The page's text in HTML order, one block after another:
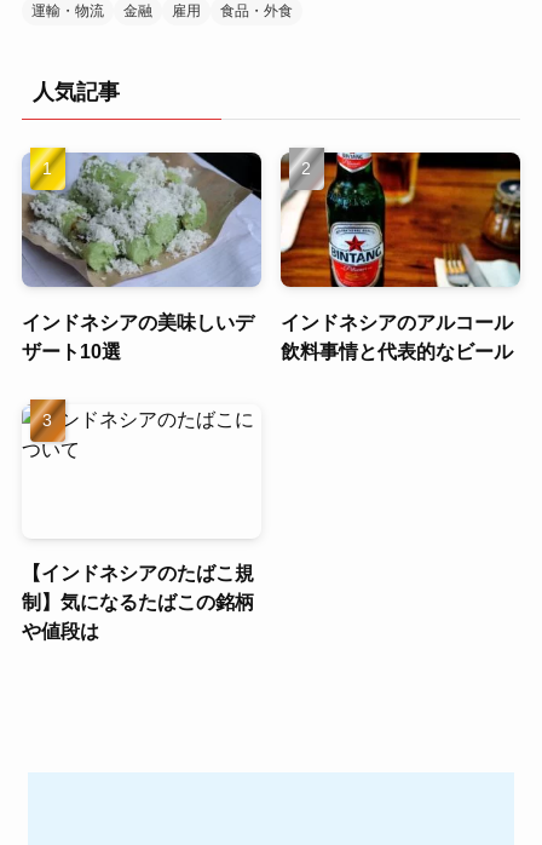
運輸・物流
金融 雇用 食品・外食
人気記事
インドネシアの美味しいデ
ザート10選
インドネシアのアルコール
飲料事情と代表的なビール
【インドネシアのたばこ規
制】気になるたばこの銘柄
や値段は